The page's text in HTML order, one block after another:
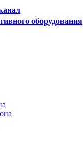
оборудования